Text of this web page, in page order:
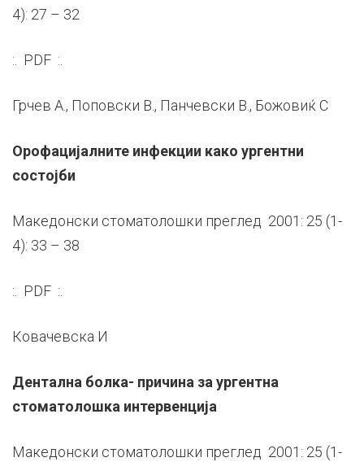
4): 27 – 32
:. PDF :.
Грчев А., Поповски В., Панчевски В., Божовиќ С
Орофацијалните инфекции како ургентни
состојби
Македонски стоматолошки преглед 2001: 25 (1-
4): 33 – 38
:. PDF :.
Ковачевска И
Дентална болка- причина за ургентна
стоматолошка интервенција
Македонски стоматолошки преглед 2001: 25 (1-